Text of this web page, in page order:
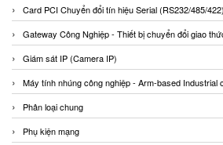
Card PCI Chuyển đổi tín hiệu Serial (RS232/485/422)
Gateway Công Nghiệp - Thiết bị chuyển đổi giao
Giám sát IP (Camera IP)
Máy tính nhúng công nghiệp - Arm-based Industrial
Phân loại chung
Phụ kiện mạng